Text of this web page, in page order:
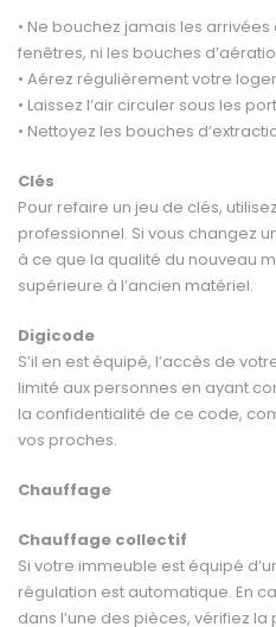
• Ne bouchez jamais les arrivées
fenêtres, ni les bouches
• Aérez régulièrement votre
• Laissez l’air circuler sous les
• Nettoyez les bouches
Clés
Pour refaire un jeu de clés,
professionnel. Si vous changez
à ce que la qualité du nouveau
supérieure à l’ancien matériel.
Digicode
S’il en est équipé, l’accès de
limité aux personnes en ayant
la confidentialité de ce code,
vos proches.
Chauffage
Chauffage collectif
Si votre immeuble est équipé
régulation est automatique. En
dans l’une des pièces, vérifiez